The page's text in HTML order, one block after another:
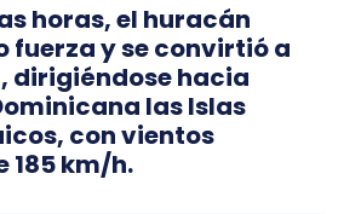
horas, el huracán
fuerza y se convirtió a
dirigiéndose hacia
las Islas
con vientos
185 km/h.